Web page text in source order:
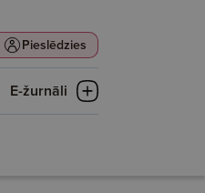
Pieslēdzies
E-žurnāli